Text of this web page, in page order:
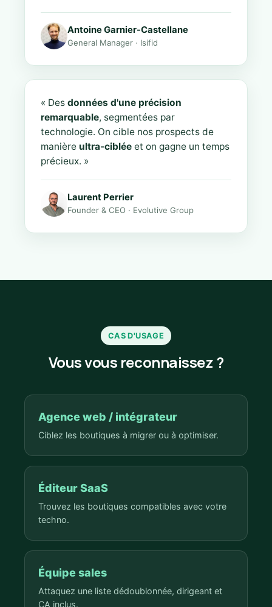
Antoine Garnier-Castellane
General Manager · Isifid
« Des données d'une précision
remarquable, segmentées par
technologie. On cible nos prospects de
manière ultra-ciblée et on gagne un temps
précieux. »
Laurent Perrier
Founder & CEO · Evolutive Group
CAS D'USAGE
Vous vous reconnaissez ?
Agence web / intégrateur
Ciblez les boutiques à migrer ou à optimiser.
Éditeur SaaS
Trouvez les boutiques compatibles avec votre
techno.
Équipe sales
Attaquez une liste dédoublonnée, dirigeant et
CA inclus.